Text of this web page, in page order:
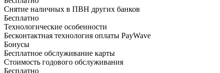
Снятие наличных в ПВН других банков
Бесплатно
Технологические особенности
Бесконтактная технология оплаты PayWave
Бонусы
Бесплатное обслуживание карты
Стоимость годового обслуживания
Бесплатно